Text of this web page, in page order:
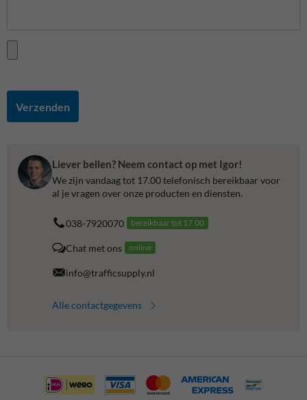
Verzenden
Liever bellen? Neem contact op met Igor!
We zijn vandaag tot 17.00 telefonisch bereikbaar voor
al je vragen over onze producten en diensten.
038-7920070 bereikbaar tot 17.00
Chat met ons online
info@trafficsupply.nl
Alle contactgegevens